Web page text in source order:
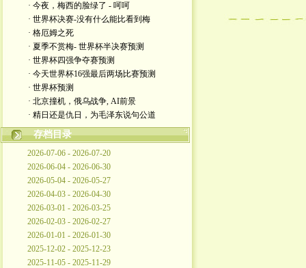
· 今夜，梅西的脸绿了 - 呵呵
· 世界杯决赛-没有什么能比看到梅
· 格厄姆之死
· 夏季不赏梅- 世界杯半决赛预测
· 世界杯四强争夺赛预测
· 今天世界杯16强最后两场比赛预测
· 世界杯预测
· 北京撞机，俄乌战争, AI前景
· 精日还是仇日，为毛泽东说句公道
存档目录
2026-07-06 - 2026-07-20
2026-06-04 - 2026-06-30
2026-05-04 - 2026-05-27
2026-04-03 - 2026-04-30
2026-03-01 - 2026-03-25
2026-02-03 - 2026-02-27
2026-01-01 - 2026-01-30
2025-12-02 - 2025-12-23
2025-11-05 - 2025-11-29